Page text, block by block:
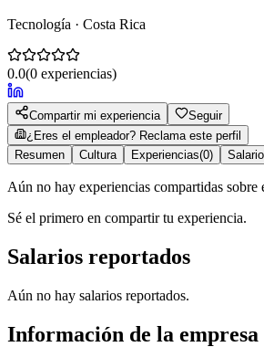
Tecnología · Costa Rica
0.0(0 experiencias)
Compartir mi experiencia
Seguir
¿Eres el empleador? Reclama este perfil
Resumen
Cultura Experiencias(0)
Aún no hay experiencias compartidas sobre
Sé el primero en compartir tu experiencia.
Salarios reportados
Aún no hay salarios reportados.
Información de la empresa